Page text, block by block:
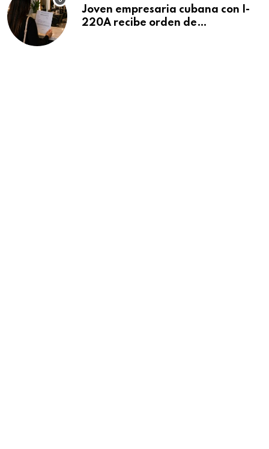
Joven empresaria cubana con I-
220A recibe orden de